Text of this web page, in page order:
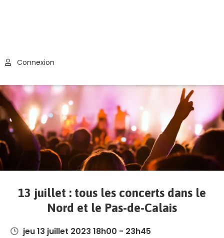
Connexion
13 juillet : tous les concerts dans le
Nord et le Pas-de-Calais
jeu 13 juillet 2023 18h00 - 23h45